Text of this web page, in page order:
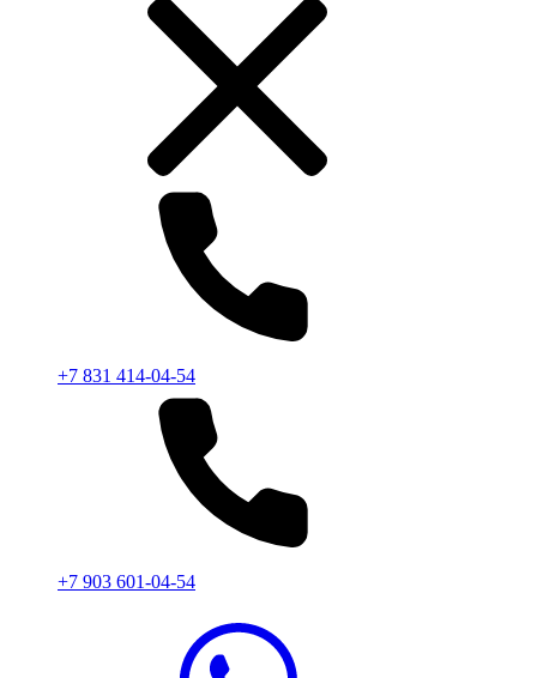
+7 831 414-04-54
+7 903 601-04-54